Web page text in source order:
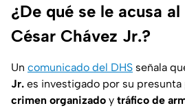
¿De qué se le acusa
César Chávez Jr.?
Un comunicado del DHS señala
Jr. es investigado por su
crimen organizado y tráfico de